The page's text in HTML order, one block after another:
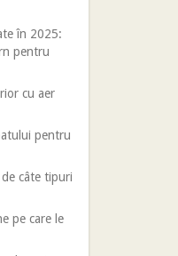
în 2025:
pentru
cu aer
pentru
câte tipuri
pe care le